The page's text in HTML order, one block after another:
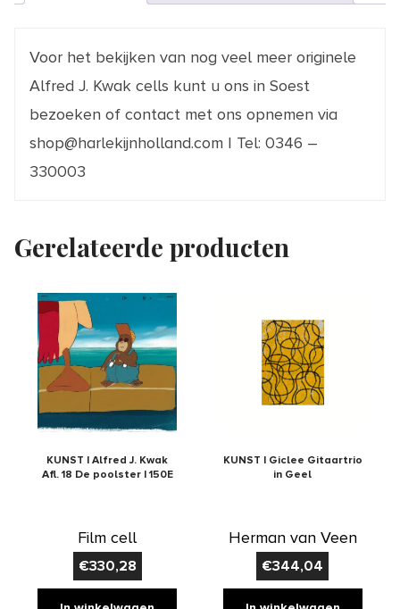
eieren
aantal
Voor het bekijken van nog veel meer originele
Alfred J. Kwak cells kunt u ons in Soest
bezoeken of contact met ons opnemen via
shop@harlekijnholland.com | Tel: 0346 –
330003
Gerelateerde producten
KUNST | Alfred J. Kwak
Afl. 18 De poolster | 150E
Film cell
€330,28
KUNST | Giclee Gitaartrio
in Geel
Herman van Veen
€344,04